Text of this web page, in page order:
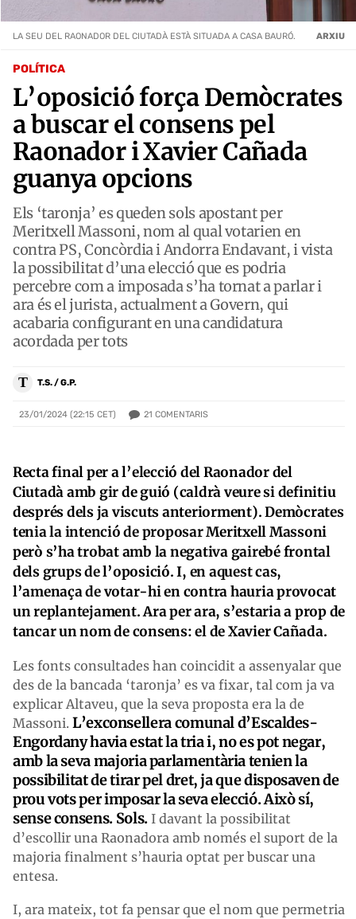
POLÍTICA
L’oposició força Demòcrates
a buscar el consens pel
Raonador i Xavier Cañada
guanya opcions
Els ‘taronja’ es queden sols apostant per
Meritxell Massoni, nom al qual votarien en
contra PS, Concòrdia i Andorra Endavant, i vista
la possibilitat d’una elecció que es podria
percebre com a imposada s’ha tornat a parlar i
ara és el jurista, actualment a Govern, qui
acabaria configurant en una candidatura
acordada per tots
T T.S. / G.P.
23/01/2024 (22:15 CET) 21 COMENTARIS
LA SEU DEL RAONADOR DEL CIUTADÀ ESTÀ SITUADA A CASA BAURÓ. ARXIU
Recta final per a l’elecció del Raonador del
Ciutadà amb gir de guió (caldrà veure si definitiu
després dels ja viscuts anteriorment). Demòcrates
tenia la intenció de proposar Meritxell Massoni
però s’ha trobat amb la negativa gairebé frontal
dels grups de l’oposició. I, en aquest cas,
l’amenaça de votar-hi en contra hauria provocat
un replantejament. Ara per ara, s’estaria a prop de
tancar un nom de consens: el de Xavier Cañada.
Les fonts consultades han coincidit a assenyalar que
des de la bancada ‘taronja’ es va fixar, tal com ja va
explicar Altaveu, que la seva proposta era la de
Massoni. L’exconsellera comunal d’Escaldes-
Engordany havia estat la tria i, no es pot negar,
amb la seva majoria parlamentària tenien la
possibilitat de tirar pel dret, ja que disposaven de
prou vots per imposar la seva elecció. Això sí,
sense consens. Sols.I davant la possibilitat
d’escollir una Raonadora amb només el suport de la
majoria finalment s’hauria optat per buscar una
entesa.
I, ara mateix, tot fa pensar que el nom que permetria